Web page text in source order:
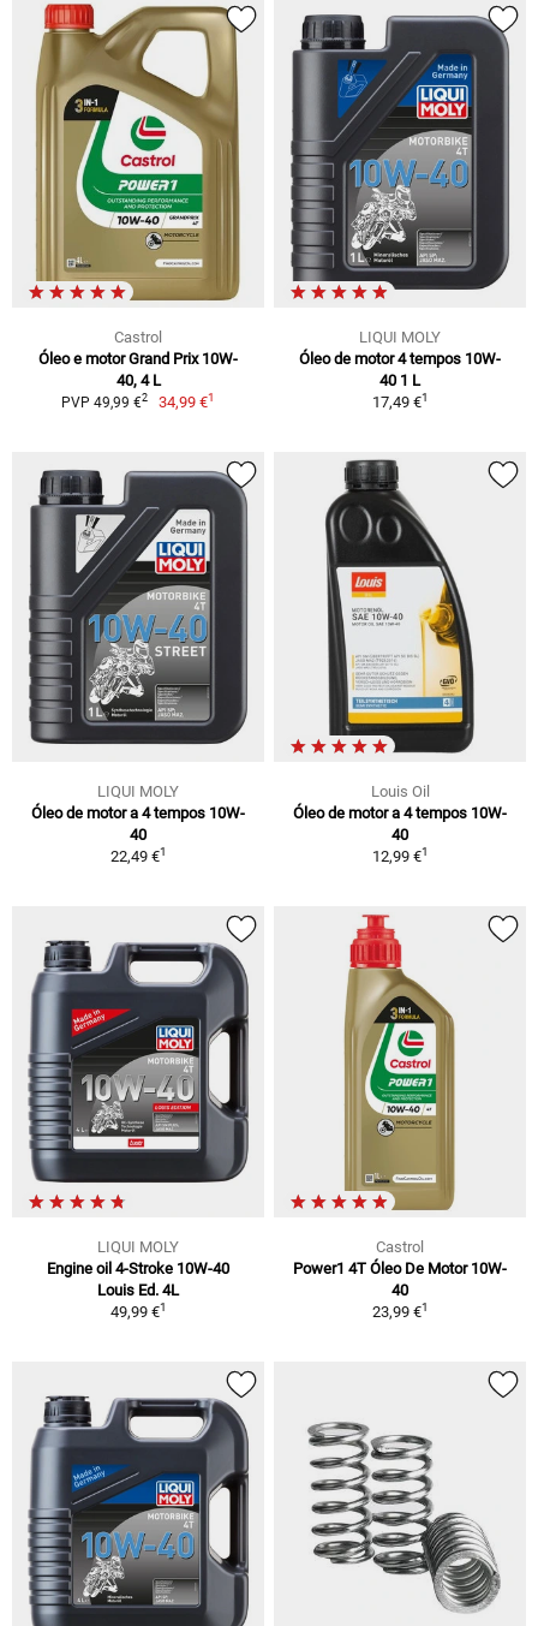
Castrol
Óleo e motor Grand Prix 10W-
40, 4 L
PVP 49,99 €2 34,99 €1
LIQUI MOLY
Óleo de motor 4 tempos 10W-
40 1 L
17,49 €1
LIQUI MOLY
Óleo de motor a 4 tempos 10W-
40
22,49 €1
Louis Oil
Óleo de motor a 4 tempos 10W-
40
12,99 €1
LIQUI MOLY
Engine oil 4-Stroke 10W-40
Louis Ed. 4L
49,99 €1
Castrol
Power1 4T Óleo De Motor 10W-
40
23,99 €1